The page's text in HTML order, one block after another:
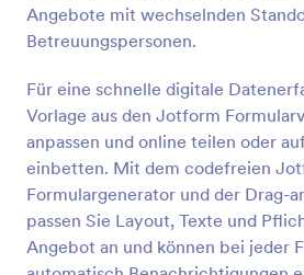
Angebote mit wechselnden
Betreuungspersonen.
Für eine schnelle digitale
Vorlage aus den Jotform
anpassen und online teilen oder
einbetten. Mit dem codefreien
Formulargenerator und der Drag-
passen Sie Layout, Texte und
Angebot an und können bei jeder
Schwimmberechtigung